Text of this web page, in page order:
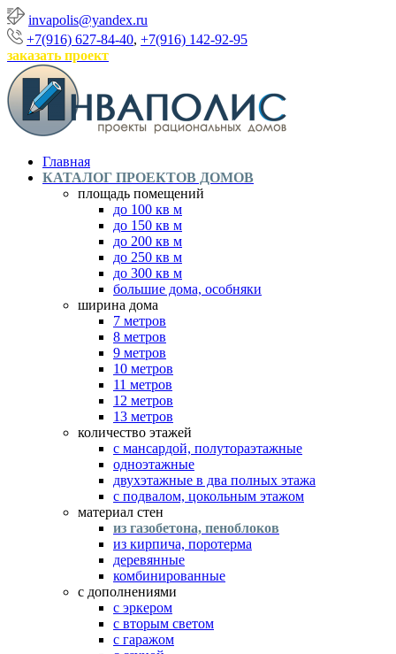
invapolis@yandex.ru
+7(916) 627-84-40, +7(916) 142-92-95
заказать проект
Главная
КАТАЛОГ ПРОЕКТОВ ДОМОВ
площадь помещений
до 100 кв м
до 150 кв м
до 200 кв м
до 250 кв м
до 300 кв м
большие дома, особняки
ширина дома
7 метров
8 метров
9 метров
10 метров
11 метров
12 метров
13 метров
количество этажей
с мансардой, полутораэтажные
одноэтажные
двухэтажные в два полных этажа
с подвалом, цокольным этажом
материал стен
из газобетона, пеноблоков
из кирпича, поротерма
деревянные
комбинированные
с дополнениями
с эркером
с вторым светом
с гаражом